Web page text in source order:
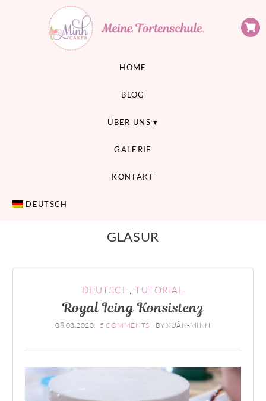
MEINE TORTENSCHULE
HOME
BLOG
ÜBER UNS
GALERIE
KONTAKT
DEUTSCH
GLASUR
DEUTSCH ,TUTORIAL
Royal Icing Konsistenz
08.03.2020 5 COMMENTS BYXUÂN-MINH